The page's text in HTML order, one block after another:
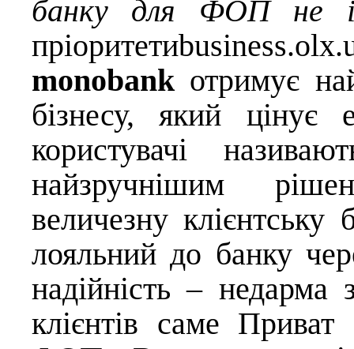
банку для ФОП не
пріоритети
monobank отримує
бізнесу, який
користувачі
найзручнішим
величезну
лояльний до банку
надійність – недарма
клієнтів саме